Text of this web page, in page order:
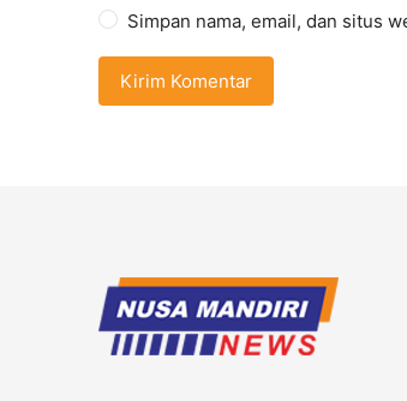
Simpan nama, email, dan situs